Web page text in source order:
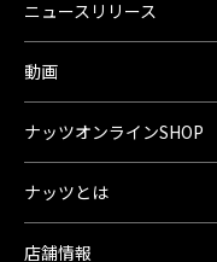
ニュースリリース
動画
ナッツオンラインSHOP
ナッツとは
店舗情報